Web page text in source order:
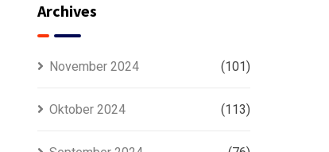
Archives
November 2024 (101)
Oktober 2024 (113)